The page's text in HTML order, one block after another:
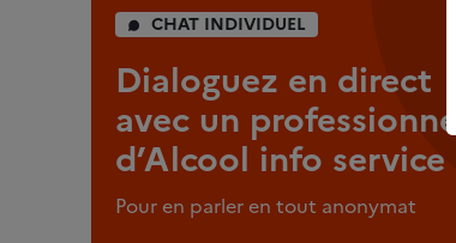
CHAT INDIVIDUEL
Dialoguez en direct
avec un professionnel
d’Alcool info service
Pour en parler en tout anonymat